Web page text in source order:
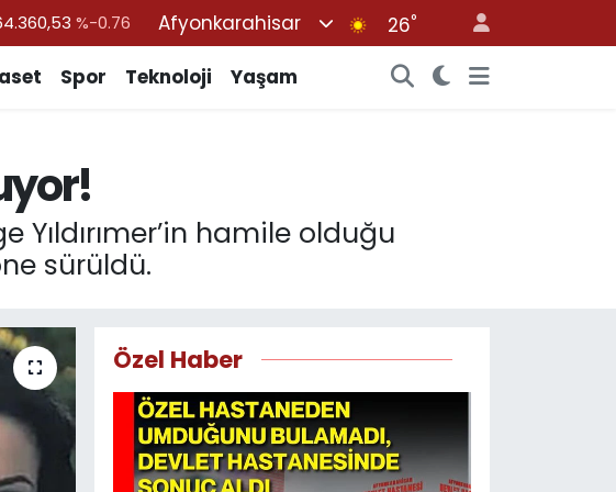
47,7069 %0.17
55,0265
%0.01
13.887
Afyonkarahisar 26°
Spor Teknoloji Yaşam
Yıldırımer’in hamile olduğu
sürüldü.
Özel Haber